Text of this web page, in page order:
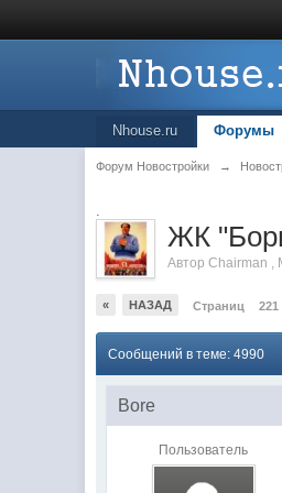
Nhouse.ru Форумы
Форум Новостройки →
.
ЖК
АвторChairman ,
« НАЗАД Страниц 221
Сообщений в теме: 4990
Bore
Пользователь